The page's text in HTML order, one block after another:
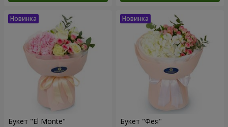
Букет "El Monte" Букет "Фея"